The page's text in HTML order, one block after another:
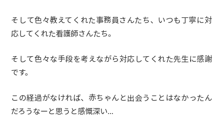
そして色々教えてくれた事務員さんたち、いつも丁寧に対
応してくれた看護師さんたち。
そして色々な手段を考えながら対応してくれた先生に感謝
です。
この経過がなければ、赤ちゃんと出会うことはなかったん
だろうなーと思うと感慨深い…